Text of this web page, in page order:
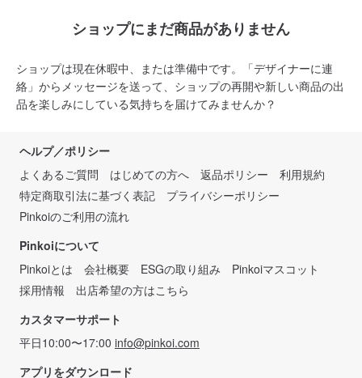
ショップにまだ商品がありません
ショップは現在休暇中、または準備中です。「デザイナーに連
絡」からメッセージを送って、ショップの再開や新しい商品の出
品を楽しみにしている気持ちを届けてみませんか？
ヘルプ／ポリシー
よくあるご質問
はじめての方へ 返品ポリシー
利用規約
特定商取引法に基づく表記
プライバシーポリシー
Pinkoiのご利用の流れ
Pinkoiについて
Pinkoiとは
会社概要 ESGの取り組み
Pinkoiマスコット
採用情報
出店希望の方はこちら
カスタマーサポート
平日10:00〜17:00 info@pinkoi.com
アプリをダウンロード